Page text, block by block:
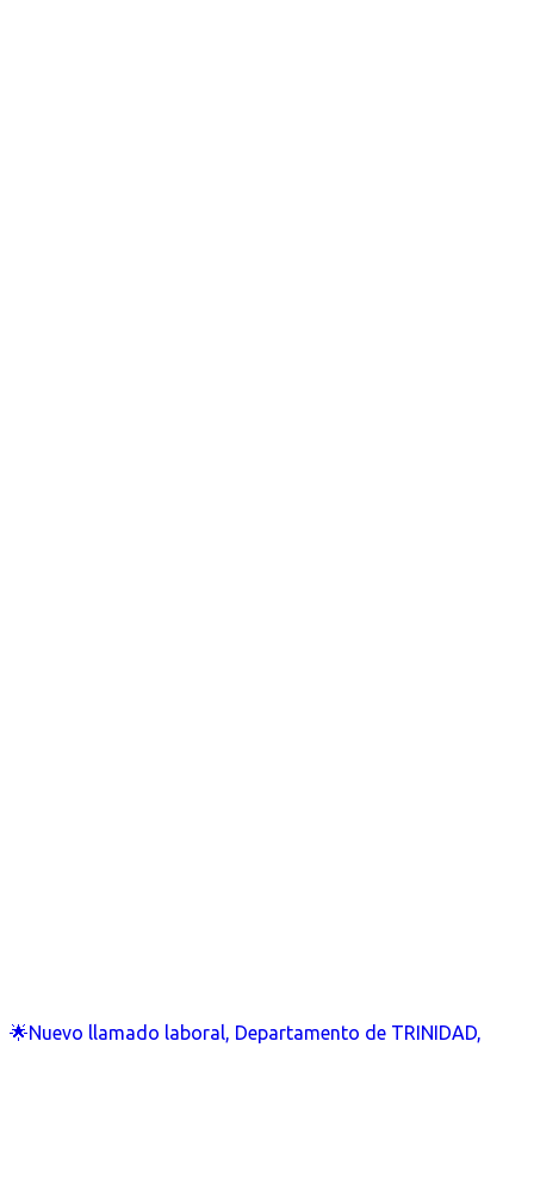
🌟Nuevo llamado laboral, Departamento de TRINIDAD,